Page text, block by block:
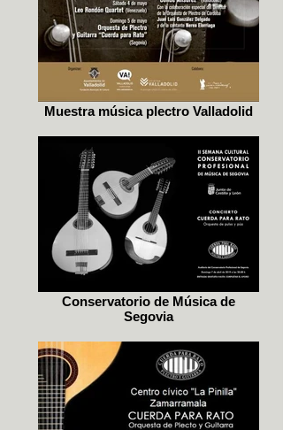
Muestra música plectro Valladolid
Conservatorio de Música de
Segovia